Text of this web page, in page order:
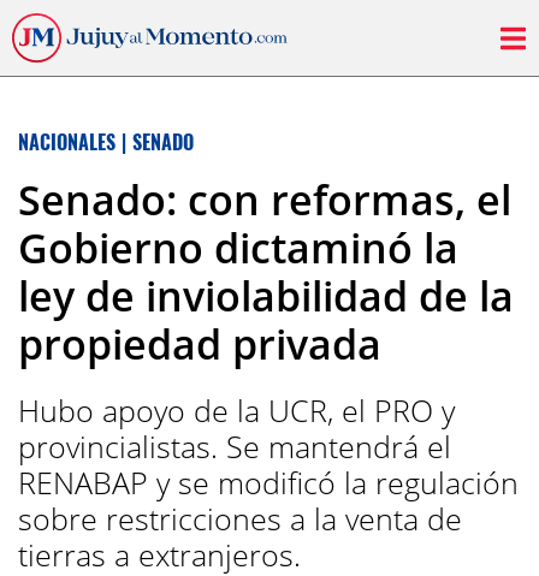
NACIONALES | SENADO
Senado: con reformas, el
Gobierno dictaminó la
ley de inviolabilidad de la
propiedad privada
Hubo apoyo de la UCR, el PRO y
provincialistas. Se mantendrá el
RENABAP y se modificó la regulación
sobre restricciones a la venta de
tierras a extranjeros.